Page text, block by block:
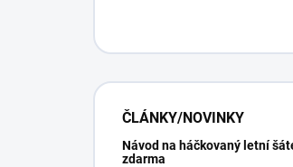
ČLÁNKY/NOVINKY
Návod na háčkovaný letní
zdarma